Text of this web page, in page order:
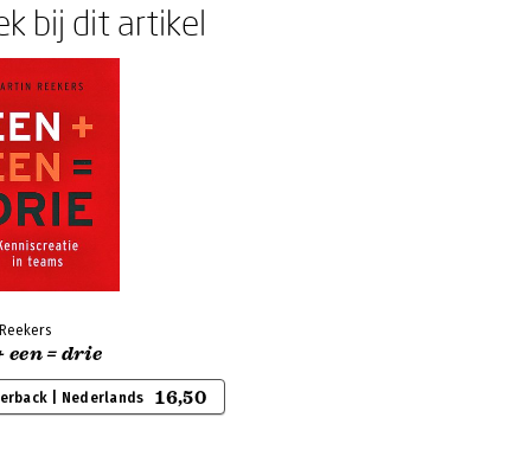
bij dit artikel
een = drie
| Nederlands 16,50